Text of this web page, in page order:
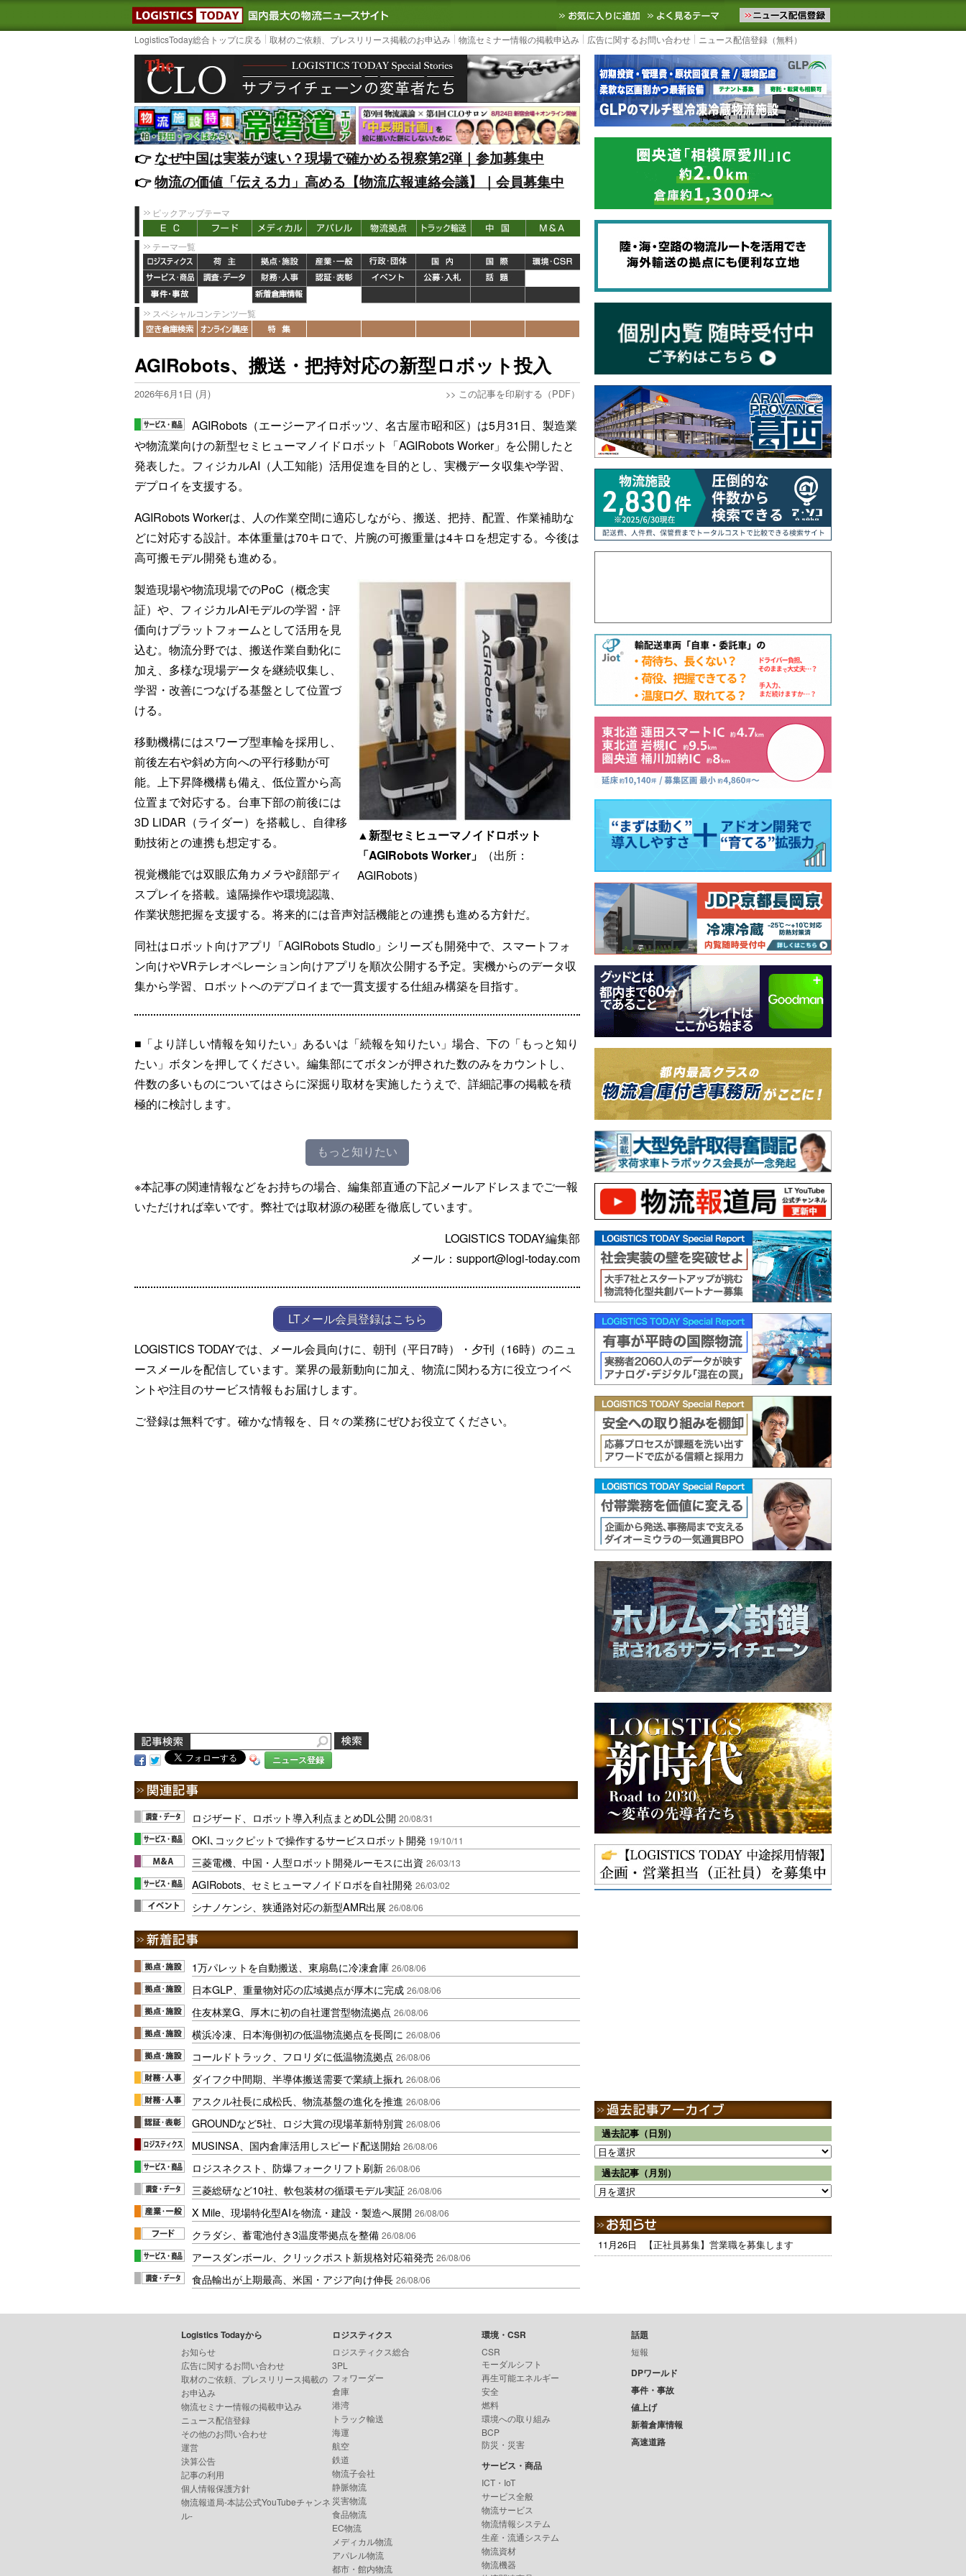
LOGISTICS TODAY｜国内最大の物流ニュースサイト3PL, SCMなど国内外の最新の物流ニュースをお届けします。物流ニュースメール配信を登録す
お気に入りに追加 よく見るテーマ
LogisticsToday総合トップに戻る 取材のご依頼、プレスリリース掲載のお申込み 物流セミナー情報の掲載申込み 広告に関するお問い合わせ ニュース配信登録（無料）
👉️なぜ中国は実装が速い？現場で確かめる視察第2弾｜参加募集中
👉️物流の価値「伝える力」高める【物流広報連絡会議】｜会員募集中
ピックアップテーマ
テーマ一覧
スペシャルコンテンツ一覧
AGIRobots、搬送・把持対応の新型ロボット投入
2026年6月1日 (月) >> この記事を印刷する（PDF）
AGIRobots（エージーアイロボッツ、名古屋市昭和区）は5月31日、製造業
や物流業向けの新型セミヒューマノイドロボット「AGIRobots Worker」を公開したと
発表した。フィジカルAI（人工知能）活用促進を目的とし、実機データ収集や学習、
デプロイを支援する。
AGIRobots Workerは、人の作業空間に適応しながら、搬送、把持、配置、作業補助な
どに対応する設計。本体重量は70キロで、片腕の可搬重量は4キロを想定する。今後は
高可搬モデル開発も進める。
▲新型セミヒューマノイドロボット
「AGIRobots Worker」
（出所：
AGIRobots）
製造現場や物流現場でのPoC（概念実
証）や、フィジカルAIモデルの学習・評
価向けプラットフォームとして活用を見
込む。物流分野では、搬送作業自動化に
加え、多様な現場データを継続収集し、
学習・改善につなげる基盤として位置づ
ける。
移動機構にはスワーブ型車輪を採用し、
前後左右や斜め方向への平行移動が可
能。上下昇降機構も備え、低位置から高
位置まで対応する。台車下部の前後には
3D LiDAR（ライダー）を搭載し、自律移
動技術との連携も想定する。
視覚機能では双眼広角カメラや顔部ディ
スプレイを搭載。遠隔操作や環境認識、
作業状態把握を支援する。将来的には音声対話機能との連携も進める方針だ。
同社はロボット向けアプリ「AGIRobots Studio」シリーズも開発中で、スマートフォ
ン向けやVRテレオペレーション向けアプリを順次公開する予定。実機からのデータ収
集から学習、ロボットへのデプロイまで一貫支援する仕組み構築を目指す。
■「より詳しい情報を知りたい」あるいは「続報を知りたい」場合、下の「もっと知り
たい」ボタンを押してください。編集部にてボタンが押された数のみをカウントし、
件数の多いものについてはさらに深掘り取材を実施したうえで、詳細記事の掲載を積
極的に検討します。
もっと知りたい
※本記事の関連情報などをお持ちの場合、編集部直通の下記メールアドレスまでご一報
いただければ幸いです。弊社では取材源の秘匿を徹底しています。
LOGISTICS TODAY編集部
メール：support@logi-today.com
LTメール会員登録はこちら
LOGISTICS TODAYでは、メール会員向けに、朝刊（平日7時）・夕刊（16時）のニュ
ースメールを配信しています。業界の最新動向に加え、物流に関わる方に役立つイベ
ントや注目のサービス情報もお届けします。
ご登録は無料です。確かな情報を、日々の業務にぜひお役立てください。
ニュース登録
ロジザード、ロボット導入利点まとめDL公開 20/08/31
OKI､コックピットで操作するサービスロボット開発 19/10/11
三菱電機、中国・人型ロボット開発ルーモスに出資 26/03/13
AGIRobots、セミヒューマノイドロボを自社開発 26/03/02
シナノケンシ、狭通路対応の新型AMR出展 26/08/06
1万パレットを自動搬送、東扇島に冷凍倉庫 26/08/06
日本GLP、重量物対応の広域拠点が厚木に完成 26/08/06
住友林業G、厚木に初の自社運営型物流拠点 26/08/06
横浜冷凍、日本海側初の低温物流拠点を長岡に 26/08/06
コールドトラック、フロリダに低温物流拠点 26/08/06
ダイフク中間期、半導体搬送需要で業績上振れ 26/08/06
アスクル社長に成松氏、物流基盤の進化を推進 26/08/06
GROUNDなど5社、ロジ大賞の現場革新特別賞 26/08/06
MUSINSA、国内倉庫活用しスピード配送開始 26/08/06
ロジスネクスト、防爆フォークリフト刷新 26/08/06
三菱総研など10社、軟包装材の循環モデル実証 26/08/06
X Mile、現場特化型AIを物流・建設・製造へ展開 26/08/06
クラダシ、蓄電池付き3温度帯拠点を整備 26/08/06
アースダンボール、クリックポスト新規格対応箱発売 26/08/06
食品輸出が上期最高、米国・アジア向け伸長 26/08/06
過去記事（日別）
過去記事（月別）
11月26日 【正社員募集】営業職を募集します
Logistics Todayから
お知らせ
広告に関するお問い合わせ
取材のご依頼、プレスリリース掲載の
お申込み
物流セミナー情報の掲載申込み
ニュース配信登録
その他のお問い合わせ
運営
決算公告
記事の利用
個人情報保護方針
物流報道局-本誌公式YouTubeチャンネ
ル-
ロジスティクス
ロジスティクス総合
3PL
フォワーダー
倉庫
港湾
トラック輸送
海運
航空
鉄道
物流子会社
静脈物流
災害物流
食品物流
EC物流
メディカル物流
アパレル物流
都市・館内物流
環境・CSR
CSR
モーダルシフト
再生可能エネルギー
安全
燃料
環境への取り組み
BCP
防災・災害
サービス・商品
ICT・IoT
サービス全般
物流サービス
物流情報システム
生産・流通システム
物流資材
物流機器
話題
短報
DPワールド
事件・事故
値上げ
新着倉庫情報
高速道路